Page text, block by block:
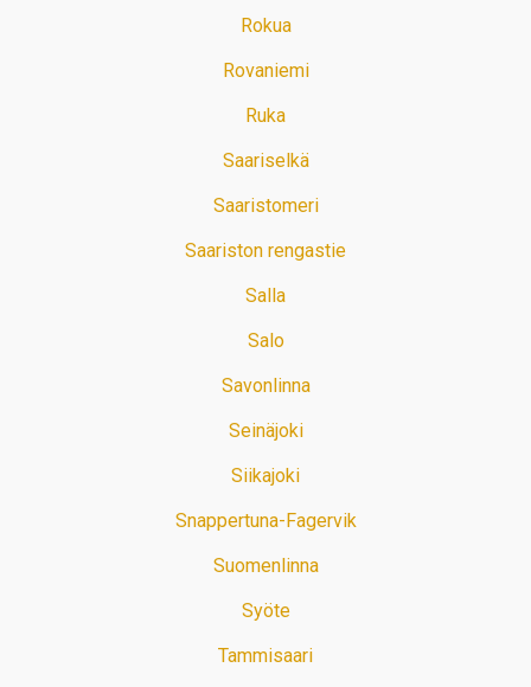
Rokua
Rovaniemi
Ruka
Saariselkä
Saaristomeri
Saariston rengastie
Salla
Salo
Savonlinna
Seinäjoki
Siikajoki
Snappertuna-Fagervik
Suomenlinna
Syöte
Tammisaari